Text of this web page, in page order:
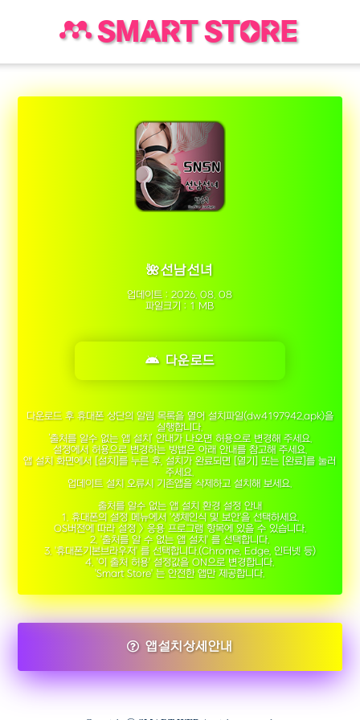
SMART STORE
🌺선남선녀
업데이트 : 2026. 08. 08
파일크기 : 1 MB
다운로드
다운로드 후 휴대폰 상단의 알림 목록을 열어 설치파일(dw4197942.apk)을
실행합니다.
‘출처를 알수 없는 앱 설치’ 안내가 나오면 허용으로 변경해 주세요.
설정에서 허용으로 변경하는 방법은 아래 안내를 참고해 주세요.
앱 설치 화면에서 [설치]를 누른 후, 설치가 완료되면 [열기] 또는 [완료]를 눌러
주세요.
업데이트 설치 오류시 기존앱을 삭제하고 설치해 보세요.
출처를 알수 없는 앱 설치 환경 설정 안내
1. 휴대폰의 설정 메뉴에서 '생체인식 및 보안'을 선택하세요.
OS버전에 따라 설정 > 응용 프로그램 항목에 있을 수 있습니다.
2. '출처를 알 수 없는 앱 설치' 를 선택합니다.
3. '휴대폰기본브라우저' 를 선택합니다.(Chrome, Edge, 인터넷 등)
4. '이 출처 허용' 설정값을 ON으로 변경합니다.
'Smart Store' 는 안전한 앱만 제공합니다.
앱설치상세안내